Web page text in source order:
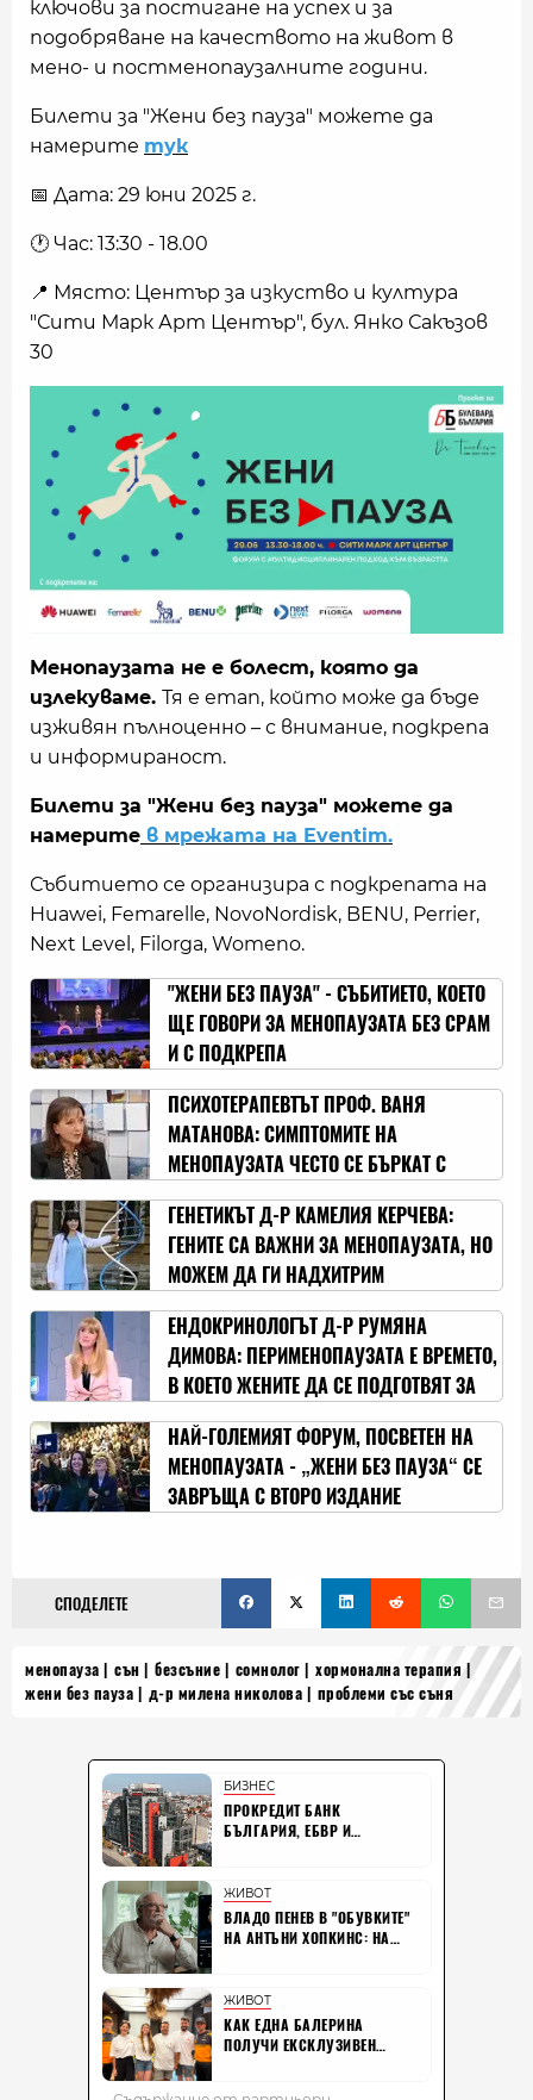
ключови за постигане на успех и за
подобряване на качеството на живот в
мено- и постменопаузалните години.
Билети за "Жени без пауза" можете да
намерите тук
📅 Дата: 29 юни 2025 г.
🕐 Час: 13:30 - 18.00
📍 Място: Център за изкуство и култура
"Сити Марк Арт Център", бул. Янко Сакъзов
30
Менопаузата не е болест, която да
излекуваме. Тя е етап, който може да бъде
изживян пълноценно – с внимание, подкрепа
и информираност.
Билети за "Жени без пауза" можете да
намерите в мрежата на Eventim.
Събитието се организира с подкрепата на
Huawei, Femarelle, NovoNordisk, BENU, Perrier,
Next Level, Filorga, Womeno.
"ЖЕНИ БЕЗ ПАУЗА" - СЪБИТИЕТО, КОЕТО
ЩЕ ГОВОРИ ЗА МЕНОПАУЗАТА БЕЗ СРАМ
И С ПОДКРЕПА
ПСИХОТЕРАПЕВТЪТ ПРОФ. ВАНЯ
МАТАНОВА: СИМПТОМИТЕ НА
МЕНОПАУЗАТА ЧЕСТО СЕ БЪРКАТ С
ПАНИК АТАКИ
ГЕНЕТИКЪТ Д-Р КАМЕЛИЯ КЕРЧЕВА:
ГЕНИТЕ СА ВАЖНИ ЗА МЕНОПАУЗАТА, НО
МОЖЕМ ДА ГИ НАДХИТРИМ
ЕНДОКРИНОЛОГЪТ Д-Р РУМЯНА
ДИМОВА: ПЕРИМЕНОПАУЗАТА Е ВРЕМЕТО,
В КОЕТО ЖЕНИТЕ ДА СЕ ПОДГОТВЯТ ЗА
ПРОБЛЕМИТЕ, КОИТО ИДВАТ
НАЙ-ГОЛЕМИЯТ ФОРУМ, ПОСВЕТЕН НА
МЕНОПАУЗАТА - „ЖЕНИ БЕЗ ПАУЗА“ СЕ
ЗАВРЪЩА С ВТОРО ИЗДАНИЕ
СПОДЕЛЕТЕ
менопауза сън безсъние сомнолог
хормонална терапия
жени без пауза
д-р милена николова проблеми със съня